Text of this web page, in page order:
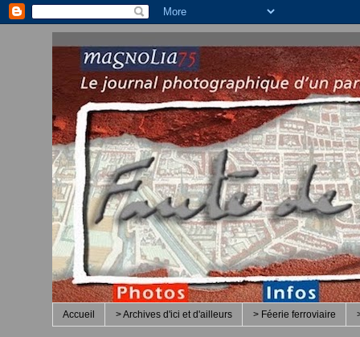
Accueil > Archives d'ici et d'ailleurs > Féerie ferroviaire